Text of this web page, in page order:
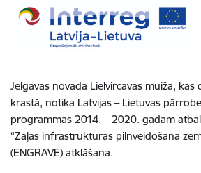
Jelgavas novada Lielvircavas muižā, kas
krastā, notika Latvijas – Lietuvas
programmas 2014. – 2020. gadam
“Zaļās infrastruktūras pilnveidošana
(ENGRAVE) atklāšana.